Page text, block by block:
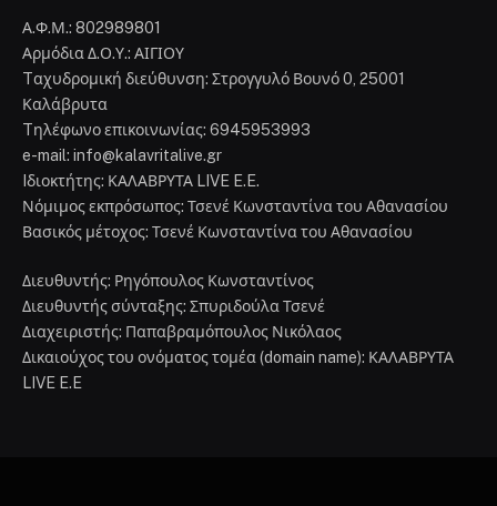
Α.Φ.Μ.: 802989801
Αρμόδια Δ.Ο.Υ.: ΑΙΓΙΟΥ
Tαχυδρομική διεύθυνση: Στρογγυλό Βουνό 0, 25001
Καλάβρυτα
Tηλέφωνο επικοινωνίας: 6945953993
e-mail: info@kalavritalive.gr
Iδιοκτήτης: ΚΑΛΑΒΡΥΤΑ LIVE E.E.
Νόμιμος εκπρόσωπος: Τσενέ Κωνσταντίνα του Αθανασίου
Βασικός μέτοχος: Τσενέ Κωνσταντίνα του Αθανασίου
Διευθυντής: Ρηγόπουλος Κωνσταντίνος
Διευθυντής σύνταξης: Σπυριδούλα Τσενέ
Διαχειριστής: Παπαβραμόπουλος Νικόλαος
Δικαιούχος του ονόματος τομέα (domain name): ΚΑΛΑΒΡΥΤΑ
LIVE E.E